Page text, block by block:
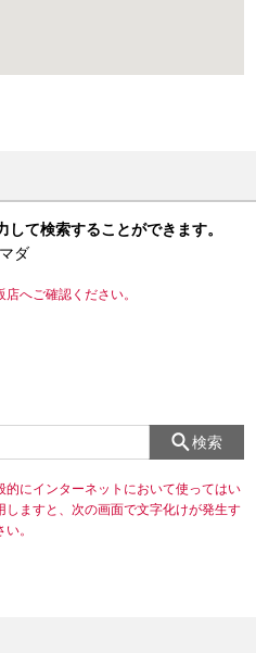
て検索することができます。
ダ
へご確認ください。
検索
的にインターネットにおいて使ってはい
ますと、次の画面で文字化けが発生す
。